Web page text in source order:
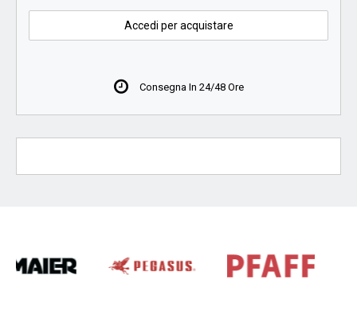
Accedi per acquistare
Consegna In 24/48 Ore